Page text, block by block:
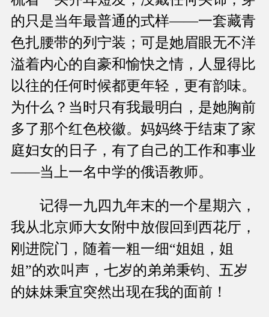
的只是当年最普通的式样——一套藏青
色扎腰带的列宁装；可是她眉眼无不洋
溢着内心的自豪和愉快之情，人显得比
以往的任何时候都更年轻，更有韵味。
为什么？当时只有我最明白，是她胸前
多了那个红色校徽。妈妈终于结束了家
庭妇女的日子，有了自己的工作和事业
——当上一名中学的俄语教师。
记得一九四九年末的一个星期六，
我从北京师大女附中放假回到西花厅，
刚进院门，随着一粗一细“姐姐，姐
姐”的欢叫声，七岁的弟弟秉钧、五岁
的妹妹秉宜突然出现在我的面前！